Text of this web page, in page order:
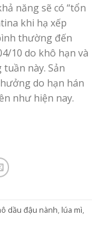
năng sẽ có “tổn
khi hạ xếp
thường đến
10 do khô hạn và
này. Sản
do hạn hán
như hiện nay.
dầu đậu nành, lúa mì,